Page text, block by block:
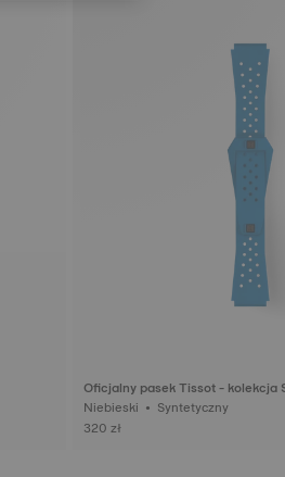
Oficjalny pasek Tissot - kolekcja
Niebieski • Syntetyczny
320 zł